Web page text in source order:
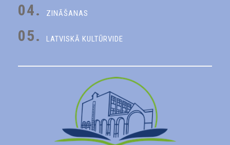
04. ZINĀŠANAS
05. LATVISKĀ KULTŪRVIDE